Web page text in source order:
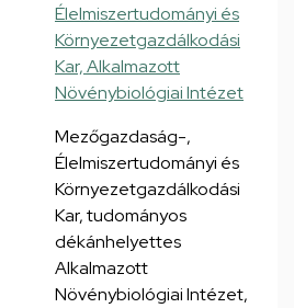
Élelmiszertudományi és
Környezetgazdálkodási
Kar, Alkalmazott
Növénybiológiai Intézet
Mezőgazdaság-,
Élelmiszertudományi és
Környezetgazdálkodási
Kar, tudományos
dékánhelyettes
Alkalmazott
Növénybiológiai Intézet,